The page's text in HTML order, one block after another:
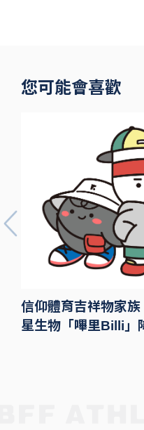
您可能會喜歡
信仰體育吉祥物家
星生物「嗶里Billi」